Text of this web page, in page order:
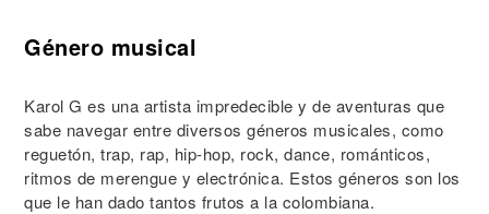
Género musical
Karol G es una artista impredecible y de aventuras que
sabe navegar entre diversos géneros musicales, como
reguetón, trap, rap, hip-hop, rock, dance, románticos,
ritmos de merengue y electrónica. Estos géneros son los
que le han dado tantos frutos a la colombiana.